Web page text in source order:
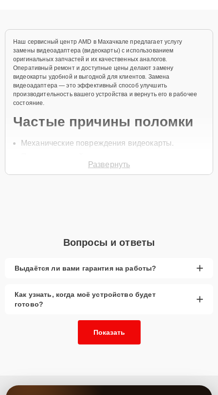
Наш сервисный центр AMD в Махачкале предлагает услугу
замены видеоадаптера (видеокарты) с использованием
оригинальных запчастей и их качественных аналогов.
Оперативный ремонт и доступные цены делают замену
видеокарты удобной и выгодной для клиентов. Замена
видеоадаптера — это эффективный способ улучшить
производительность вашего устройства и вернуть его в рабочее
состояние.
Частые причины поломки
Механические повреждения видеокарты.
Скачки напряжения.
диагностику и ремонт.
сервиса
Низкие цены и скидки— выгодные условия
для замены видеоадаптера.
Срочный ремонт— минимальные сроки
выполнения работы.
Доставка и выезд— комфортные условия для
Развернуть
Вопросы и ответы
Выдаётся ли вами гарантия на работы? +
Как узнать, когда моё устройство будет
готово?
+
Показать